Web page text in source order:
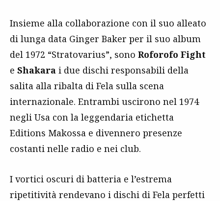
Insieme alla collaborazione con il suo alleato
di lunga data Ginger Baker per il suo album
del 1972 “Stratovarius”, sono Roforofo Fight
e Shakara i due dischi responsabili della
salita alla ribalta di Fela sulla scena
internazionale. Entrambi uscirono nel 1974
negli Usa con la leggendaria etichetta
Editions Makossa e divennero presenze
costanti nelle radio e nei club.
I vortici oscuri di batteria e l’estrema
ripetitività rendevano i dischi di Fela perfetti